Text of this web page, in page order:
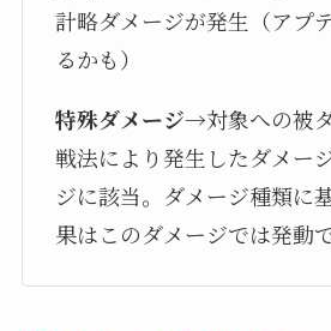
計略ダメージが発生（アプ
るかも）
特殊ダメージ→対象への被
戦法により発生したダメー
ジに該当。ダメージ種類に
果はこのダメージでは発動